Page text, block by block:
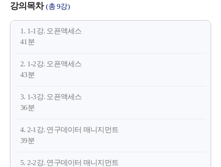
강의목차 (총 9강)
1. 1-1강. 오픈액세스
41분
2. 1-2강. 오픈액세스
43분
3. 1-3강. 오픈액세스
36분
4. 2-1강. 연구데이터 매니지먼트
39분
5. 2-2강. 연구데이터 매니지먼트